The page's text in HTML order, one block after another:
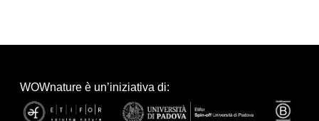
WOWnature è un’iniziativa di: